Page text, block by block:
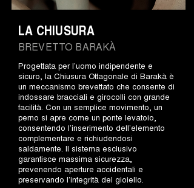
BREVETTO BARAKÀ
LA CHIUSURA
Progettata per l’uomo indipendente e
sicuro, la Chiusura Ottagonale di Barakà è
un meccanismo brevettato che consente di
indossare bracciali e girocolli con grande
facilità. Con un semplice movimento, un
perno si apre come un ponte levatoio,
consentendo l’inserimento dell’elemento
complementare e richiudendosi
saldamente. Il sistema esclusivo
garantisce massima sicurezza,
prevenendo aperture accidentali e
preservando l’integrità del gioiello.